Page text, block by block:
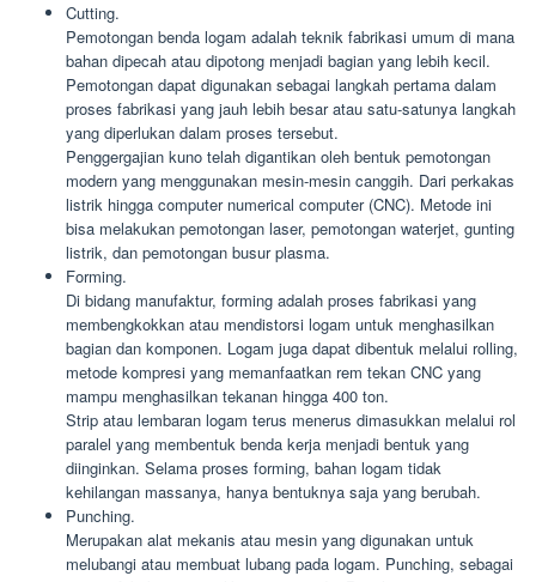
Cutting.
Pemotongan benda logam adalah teknik fabrikasi umum di mana
bahan dipecah atau dipotong menjadi bagian yang lebih kecil.
Pemotongan dapat digunakan sebagai langkah pertama dalam
proses fabrikasi yang jauh lebih besar atau satu-satunya langkah
yang diperlukan dalam proses tersebut.
Penggergajian kuno telah digantikan oleh bentuk pemotongan
modern yang menggunakan mesin-mesin canggih. Dari perkakas
listrik hingga computer numerical computer (CNC). Metode ini
bisa melakukan pemotongan laser, pemotongan waterjet, gunting
listrik, dan pemotongan busur plasma.
Forming.
Di bidang manufaktur, forming adalah proses fabrikasi yang
membengkokkan atau mendistorsi logam untuk menghasilkan
bagian dan komponen. Logam juga dapat dibentuk melalui rolling,
metode kompresi yang memanfaatkan rem tekan CNC yang
mampu menghasilkan tekanan hingga 400 ton.
Strip atau lembaran logam terus menerus dimasukkan melalui rol
paralel yang membentuk benda kerja menjadi bentuk yang
diinginkan. Selama proses forming, bahan logam tidak
kehilangan massanya, hanya bentuknya saja yang berubah.
Punching.
Merupakan alat mekanis atau mesin yang digunakan untuk
melubangi atau membuat lubang pada logam. Punching, sebagai